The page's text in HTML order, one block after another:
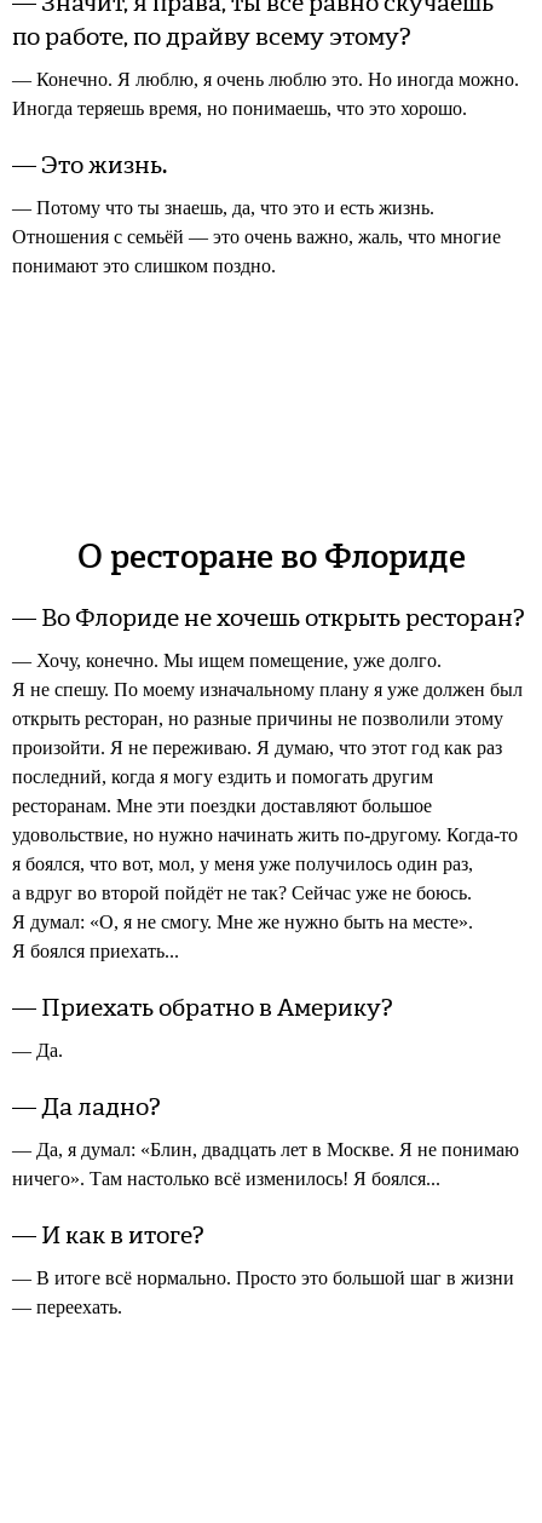
по работе, по драйву всему этому?
— Конечно. Я люблю, я очень люблю это. Но иногда можно.
Иногда теряешь время, но понимаешь, что это хорошо.
— Это жизнь.
— Потому что ты знаешь, да, что это и есть жизнь.
Отношения с семьёй — это очень важно, жаль, что многие
понимают это слишком поздно.
О ресторане во Флориде
— Во Флориде не хочешь открыть ресторан?
— Хочу, конечно. Мы ищем помещение, уже долго.
Я не спешу. По моему изначальному плану я уже должен был
открыть ресторан, но разные причины не позволили этому
произойти. Я не переживаю. Я думаю, что этот год как раз
последний, когда я могу ездить и помогать другим
ресторанам. Мне эти поездки доставляют большое
удовольствие, но нужно начинать жить по-другому. Когда-то
я боялся, что вот, мол, у меня уже получилось один раз,
а вдруг во второй пойдёт не так? Сейчас уже не боюсь.
Я думал: «О, я не смогу. Мне же нужно быть на месте».
Я боялся приехать...
— Приехать обратно в Америку?
— Да.
— Да ладно?
— Да, я думал: «Блин, двадцать лет в Москве. Я не понимаю
ничего». Там настолько всё изменилось! Я боялся...
— И как в итоге?
— В итоге всё нормально. Просто это большой шаг в жизни
— переехать.